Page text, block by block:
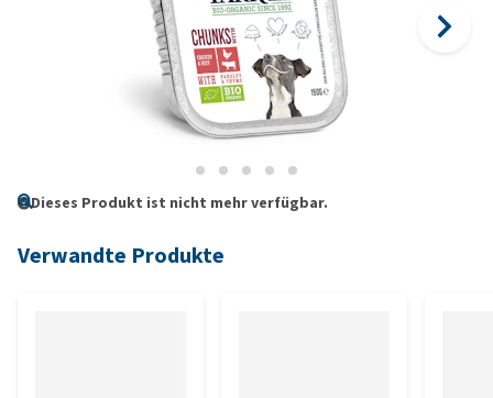
Dieses Produkt ist nicht mehr verfügbar.
Verwandte Produkte